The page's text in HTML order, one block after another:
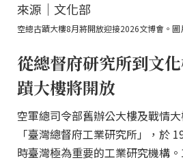
空總古蹟大樓8月將開放迎接2026文博會。圖
從總督府研究所到文
蹟大樓將開放
空軍總司令部舊辦公大樓及戰情
「臺灣總督府工業研究所」，於
時臺灣極為重要的工業研究機構